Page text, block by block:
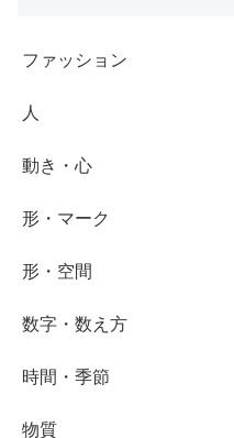
ファッション
人
動き・心
形・マーク
形・空間
数字・数え方
時間・季節
物質